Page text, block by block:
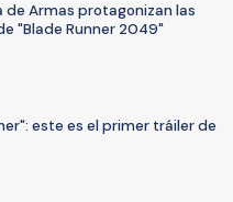
de Armas protagonizan las
"Blade Runner 2049"
este es el primer tráiler de